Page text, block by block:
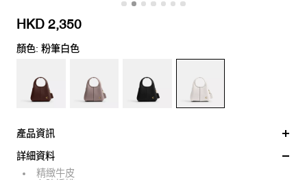
HKD 2,350
顏色: 粉筆白色
產品資訊
詳細資料
精緻牛皮